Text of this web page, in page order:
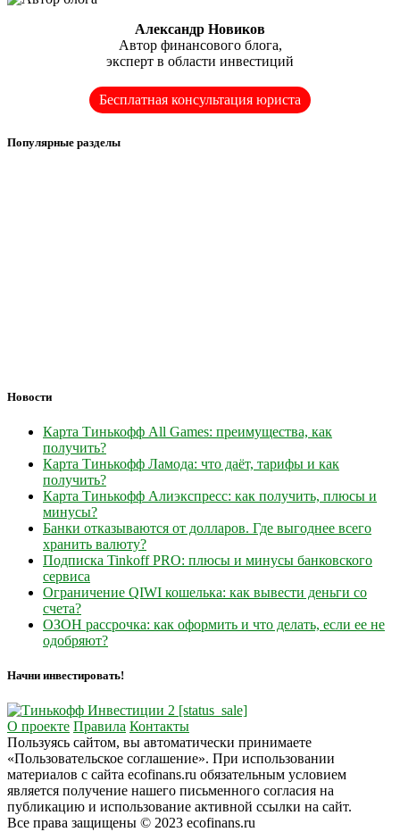
Александр Новиков
Автор финансового блога,
эксперт в области инвестиций
Бесплатная консультация юриста
Популярные разделы
Новости
Карта Тинькофф All Games: преимущества, как
получить?
Карта Тинькофф Ламода: что даёт, тарифы и как
получить?
Карта Тинькофф Алиэкспресс: как получить, плюсы и
минусы?
Банки отказываются от долларов. Где выгоднее всего
хранить валюту?
Подписка Tinkoff PRO: плюсы и минусы банковского
сервиса
Ограничение QIWI кошелька: как вывести деньги со
счета?
ОЗОН рассрочка: как оформить и что делать, если ее не
одобряют?
Начни инвестировать!
О проекте Правила Контакты
Пользуясь сайтом, вы автоматически принимаете
«Пользовательское соглашение». При использовании
материалов с сайта ecofinans.ru обязательным условием
является получение нашего письменного согласия на
публикацию и использование активной ссылки на сайт.
Все права защищены © 2023 ecofinans.ru